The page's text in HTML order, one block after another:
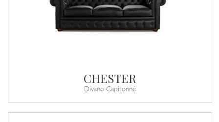
CHESTER
Divano Capitonné